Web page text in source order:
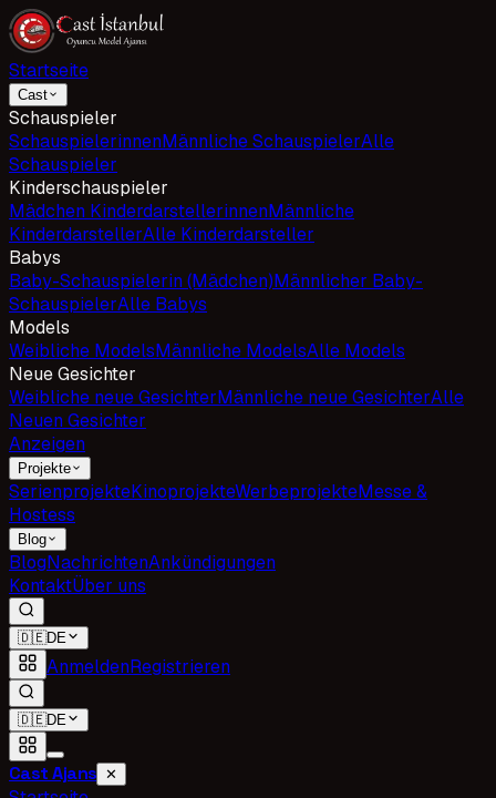
Startseite
Cast
Schauspieler
SchauspielerinnenMännliche SchauspielerAlle
Schauspieler
Kinderschauspieler
Mädchen KinderdarstellerinnenMännliche
KinderdarstellerAlle Kinderdarsteller
Babys
Baby-Schauspielerin (Mädchen)Männlicher Baby-
SchauspielerAlle Babys
Models
Weibliche ModelsMännliche ModelsAlle Models
Neue Gesichter
Weibliche neue GesichterMännliche neue GesichterAlle
Neuen Gesichter
Anzeigen
Projekte
SerienprojekteKinoprojekteWerbeprojekteMesse &
Hostess
Blog
BlogNachrichtenAnkündigungen
KontaktÜber uns
🇩🇪DE
AnmeldenRegistrieren
🇩🇪DE
Cast Ajans ✕